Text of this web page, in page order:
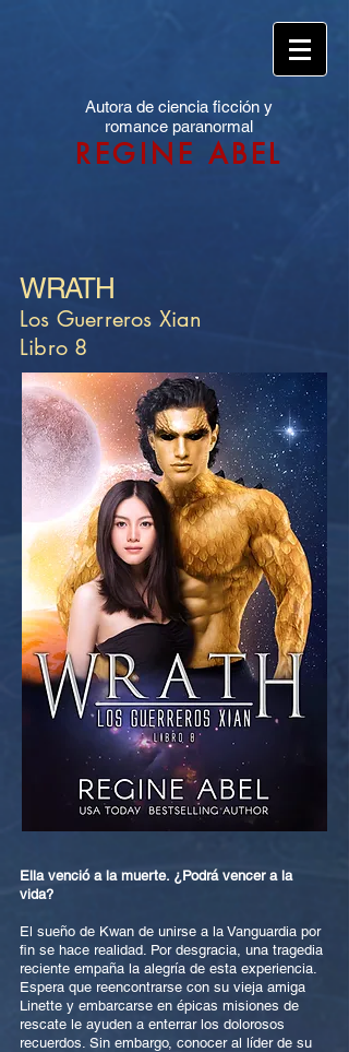
Autora de ciencia ficción y
romance paranormal
REGINE ABEL
WRATH
Los Guerreros Xian
Libro 8
Ella venció a la muerte. ¿Podrá vencer a la
vida?
El sueño de Kwan de unirse a la Vanguardia por
fin se hace realidad. Por desgracia, una tragedia
reciente empaña la alegría de esta experiencia.
Espera que reencontrarse con su vieja amiga
Linette y embarcarse en épicas misiones de
rescate le ayuden a enterrar los dolorosos
recuerdos. Sin embargo, conocer al líder de su